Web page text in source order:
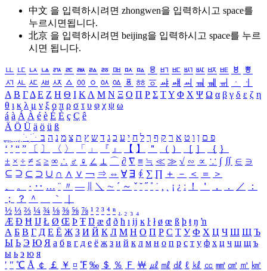
中文 을 입력하시려면 zhongwen을 입력하시고 space를
누르시면됩니다.
北京 을 입력하시려면 beijing을 입력하시고 space를 누르
시면 됩니다.
ㅥ ㅦ ㅧ ㅨ ㅩ ㅪ ㅫ ㅬ ㅭ ㅮ ㅯ ㅰ ㅱ ㅲ ㅳ ㅴ ㅵ ㅶ ㅷ ㅸ
ㅹ
ㅺ ㅻ ㅼ ㅽ ㅾ ㅿ ㆀ ㆁ ㆂ ㆃ ㆄ ㆅ ㆆ ㆇ ㆈ ㆉ ㆊ ㆋ ㆌ ㆍ
ㆎ
Α Β ΓΔ Ε Ζ Η Θ Ι ΚΛ Μ Ν Ξ Ο Π Ρ Σ ΤΥ Φ Χ Ψ Ω α β γ δ ε ζ η
θ ι κ λ μ ν ξ ο π ρ σ τ υ φ χ ψ ω
á à Á À é è É È ç Ç ê
Ä Ö Ü ä ö ü ß
ִֶֹ ֻּ ׁׂ פ ם ן ו ט א ר ק ף ך ל ח י ע כ ג ד ש ץ ת צ מ נ ה ב
‘ ’ “ ” 〔 〕 〈 〉 「 」 『 』 【 】 ＂ （ ） ［ ］ ｛ ｝
± × ÷ ≠ ≤ ≥ ∞ ∴ ♂ ♀ ∠ ⊥ ⌒ ∂ ∇ ≡ ≒ ≪ ≫ √ ∽ ∝ ∵ ∫ ∬ ∈ ∋
⊆ ⊇ ⊂ ⊃ ∪ ∩ ∧ ∨ ￢ ⇒ ⇔ ∀ ∃ ∮ ∑ ∏ ＋ － ＜ ＝
＞
、
。 · ‥ … ¨ 〃 ― ＼ ∼ ´ ～ ˇ ˘ ˝ ˚ ˙ ¸ ¡ ¿ ː ！ ＇ ， ． ／
：
；
？ ＾ ｀
½ ⅓ ⅔ ¼ ¾ ⅛ ⅜ ⅝ ⅞ ¹ ² ³ ⁴ ⁿ ₁ ₂ ₃ ₄
Æ Ð Ħ Ĳ Ł Ø Œ Þ Ŧ Ŋ æ đ ð ħ ı ĳ ĸ ŀ ł ø œ ß þ ŧ ŋ ŉ
А Б В Г Д Е Ё Ж З И Й К Л М Н О П Р С Т У Ф Х Ц Ч Ш Щ Ъ
Ы Ь Э Ю Я а б в г д е ё ж з и й к л м н о п р с т у ф х ц ч ш щ ъ
ы ь э ю я
′ ″ ℃ Å ￠ ￡ ￥ ¤ ℉ ‰ ＄ ％ Ｆ ￦ ㎕ ㎖ ㎗ ℓ ㎘ ㏄ ㎣ ㎤ ㎥ ㎦